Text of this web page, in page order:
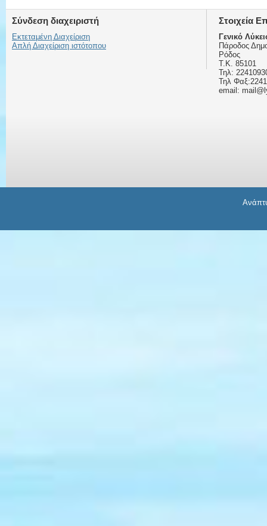
Σύνδεση διαχειριστή
Εκτεταμένη Διαχείριση
Απλή Διαχείριση ιστότοπου
Στοιχεία
Γενικό
Πάροδος
Ρόδος
Τ.Κ. 85101
Τηλ:
Τηλ
email: